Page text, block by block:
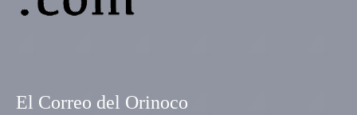
El Correo del Orinoco